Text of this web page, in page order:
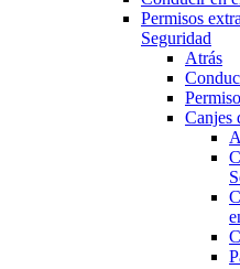
Permisos
Seguridad
Atrás
Canjes